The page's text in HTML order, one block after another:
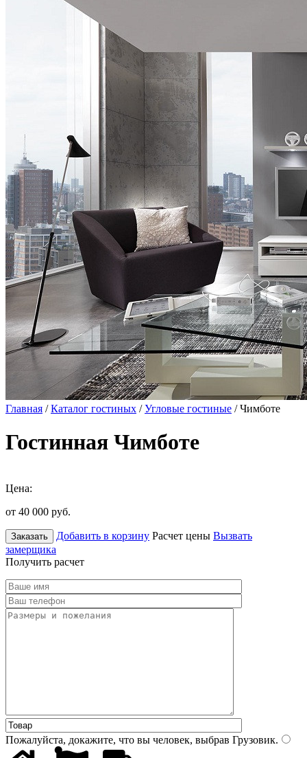
Главная /Каталог гостиных /Угловые гостиные / Чимботе
Гостинная Чимботе
Цена:
от 40 000 руб.
Заказать Добавить в корзину Расчет цены Вызвать
замерщика
Получить расчет
Пожалуйста, докажите, что вы человек, выбрав Грузовик.